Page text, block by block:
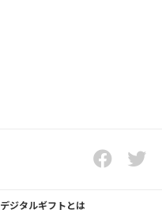
デジタルギフトとは